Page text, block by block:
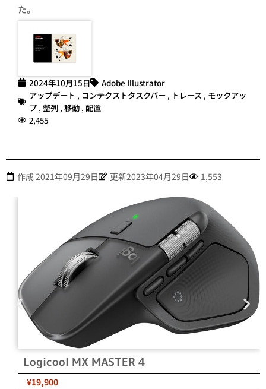
た。
2024年10月15日
Adobe Illustrator
アップデート , コンテクストタスクバー , トレース , モックアッ
プ, 整列 , 移動 , 配置
2,455
作成 2021年09月29日 更新2023年04月29日 1,553
Logicool MX MASTER 4
¥19,900